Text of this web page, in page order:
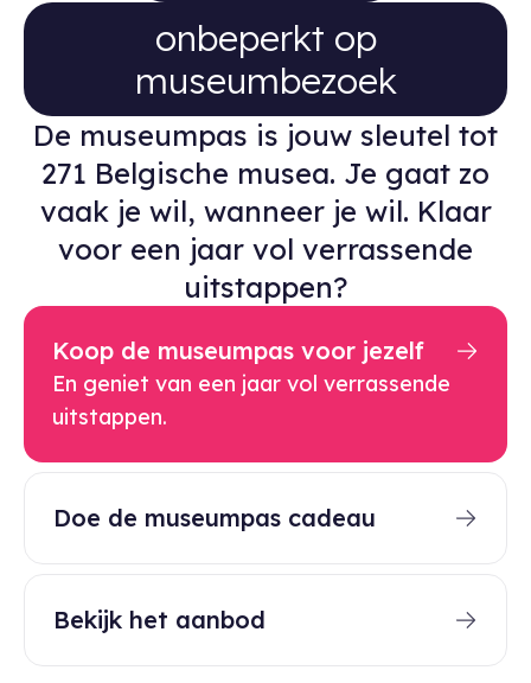
onbeperkt op
museumbezoek
De museumpas is jouw sleutel tot
271 Belgische musea. Je gaat zo
vaak je wil, wanneer je wil. Klaar
voor een jaar vol verrassende
uitstappen?
Koop de museumpas voor jezelf
En geniet van een jaar vol verrassende
uitstappen.
Doe de museumpas cadeau
Bekijk het aanbod